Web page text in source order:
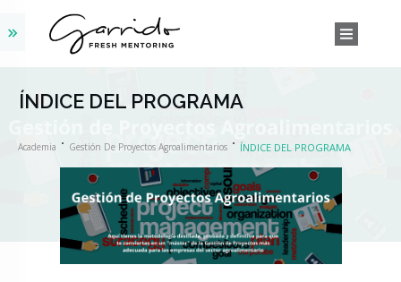
ÍNDICE DEL PROGRAMA
Academia Gestión De Proyectos Agroalimentarios ÍNDICE DEL PROGRAMA